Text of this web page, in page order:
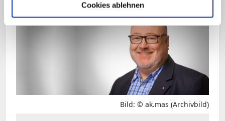
Cookies ablehnen
Bild: © ak.mas (Archivbild)